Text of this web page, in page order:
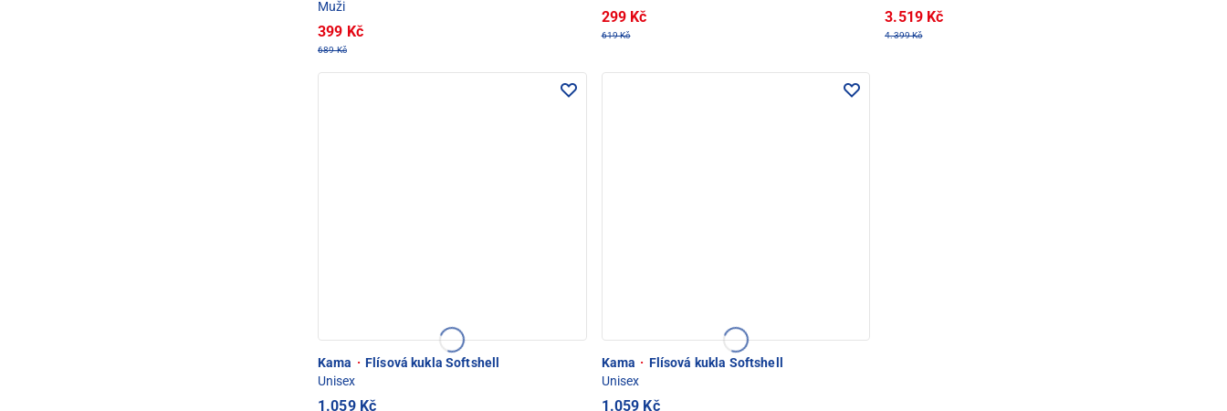
Muži
399 Kč
689 Kč
299 Kč
619 Kč
3.519 Kč
4.399 Kč
Kama · Flísová kukla Softshell
Unisex
1.059 Kč
Kama · Flísová kukla Softshell
Unisex
1.059 Kč